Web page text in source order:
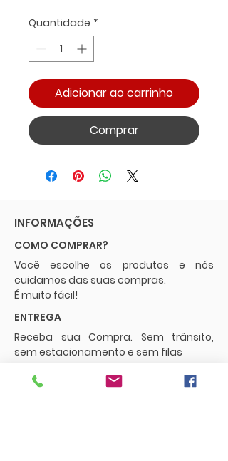
Quantidade *
Adicionar ao carrinho
Comprar
INFORMAÇÕES
COMO COMPRAR?
Você escolhe os produtos e nós
cuidamos das suas compras.
É muito fácil!
ENTREGA
Receba sua Compra. Sem trânsito,
sem estacionamento e sem filas